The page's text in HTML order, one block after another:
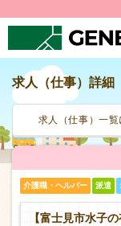
求人（仕事）詳細
求人（仕事）一覧
介護職・ヘルパー 派遣
【富士見市水子